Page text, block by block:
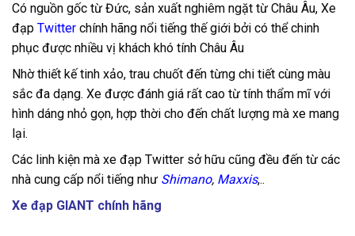
Có nguồn gốc từ Đức, sản xuất nghiêm ngặt từ Châu Âu, Xe
đạp Twitter chính hãng nổi tiếng thế giới bởi có thể chinh
phục được nhiều vị khách khó tính Châu Âu
Nhờ thiết kế tinh xảo, trau chuốt đến từng chi tiết cùng màu
sắc đa dạng. Xe được đánh giá rất cao từ tính thẩm mĩ với
hình dáng nhỏ gọn, hợp thời cho đến chất lượng mà xe mang
lại.
Các linh kiện mà xe đạp Twitter sở hữu cũng đều đến từ các
nhà cung cấp nổi tiếng như Shimano, Maxxis,..
Xe đạp GIANT chính hãng